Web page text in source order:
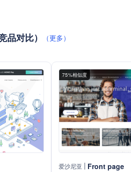
品对比） （更多）
75%相似度
爱沙尼亚 Front page